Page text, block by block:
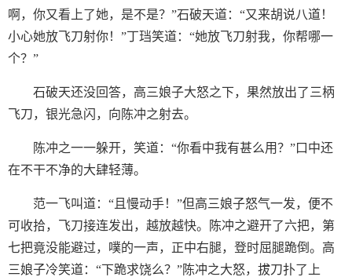
啊，你又看上了她，是不是？”石破天道：“又来胡说八道！
小心她放飞刀射你！”丁珰笑道：“她放飞刀射我，你帮哪一
个？”
石破天还没回答，高三娘子大怒之下，果然放出了三柄
飞刀，银光急闪，向陈冲之射去。
陈冲之一一躲开，笑道：“你看中我有甚么用？”口中还
在不干不净的大肆轻薄。
范一飞叫道：“且慢动手！”但高三娘子怒气一发，便不
可收拾，飞刀接连发出，越放越快。陈冲之避开了六把，第
七把竟没能避过，噗的一声，正中右腿，登时屈腿跪倒。高
三娘子冷笑道：“下跪求饶么？”陈冲之大怒，拔刀扑了上